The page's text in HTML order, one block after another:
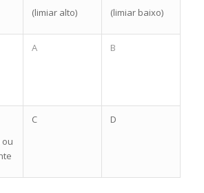
(limiar alto)
(limiar baixo)
A B
C D